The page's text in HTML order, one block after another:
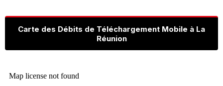
Carte des Débits de Téléchargement Mobile à La
Réunion